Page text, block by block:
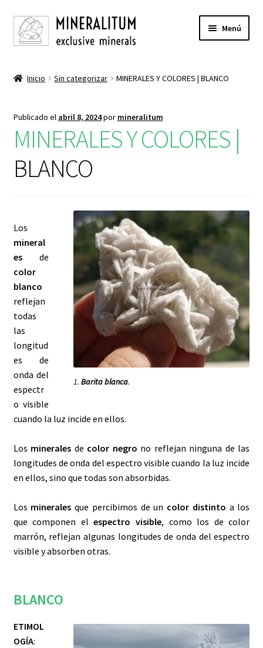
al
Menú
BLOG
MINERALES Y COLORES |VIOLETA
MINERALES Y COLORES |AZUL
MINERALES Y COLORES |VERDE
MINERALES Y COLORES |AMARILLO
MINERALES Y COLORES |
MINERALES Y COLORES |
Regala
LapidariodeAlfonso X(parteIII)
Losminerales y suspropiedades curativas
Losmineralesy suspropiedades curativasen el
LapidariodeAlfonso X
“AQUAMARINE”
Los minerales en nuestras vidas
Inicio Sin categorizar MINERALES Y COLORES | BLANCO
Publicado el abril 8, 2024por mineralitum
MINERALES Y COLORES |
BLANCO
1.Barita blanca.
Los
mineral
esde
color
blanco
reflejan
todas
las
longitud
es de
onda del
espectr
o visible
cuando la luz incide en ellos.
Los minerales de color negro no reflejan ninguna de las
longitudes de onda del espectro visible cuando la luz incide
en ellos, sino que todas son absorbidas.
Los mineralesque percibimos de un color distinto a los
que componen elespectro visible, como los de color
marrón, reflejan algunas longitudes de onda del espectro
visible y absorben otras.
BLANCO
ETIMOL
OGÍA: